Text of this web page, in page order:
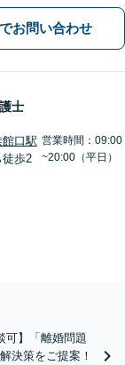
お問い合わせ
士
口駅
徒歩2
営業時間：09:00
~20:00（平日）
可】「離婚問題
決策をご提案！